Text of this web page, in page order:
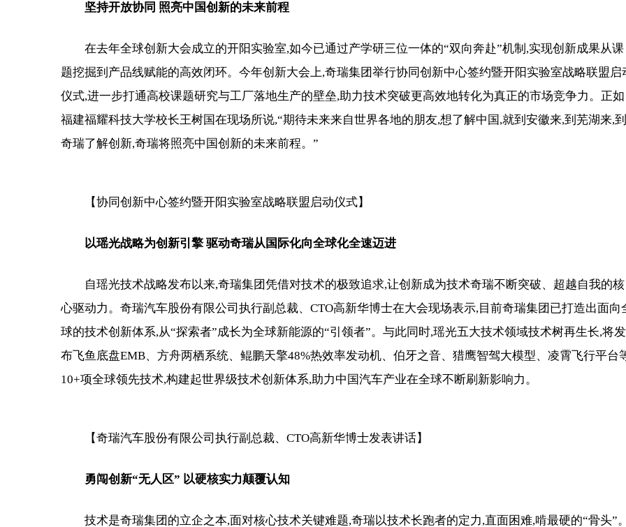
坚持开放协同 照亮中国创新的未来前程
在去年全球创新大会成立的开阳实验室,如今已通过产学研三位一体的“双向奔赴”机制,实现创新成果从课
题挖掘到产品线赋能的高效闭环。今年创新大会上,奇瑞集团举行协同创新中心签约暨开阳实验室战略联盟启
仪式,进一步打通高校课题研究与工厂落地生产的壁垒,助力技术突破更高效地转化为真正的市场竞争力。正如
福建福耀科技大学校长王树国在现场所说,“期待未来来自世界各地的朋友,想了解中国,就到安徽来,到芜湖来,到
奇瑞了解创新,奇瑞将照亮中国创新的未来前程。”
【协同创新中心签约暨开阳实验室战略联盟启动仪式】
以瑶光战略为创新引擎 驱动奇瑞从国际化向全球化全速迈进
自瑶光技术战略发布以来,奇瑞集团凭借对技术的极致追求,让创新成为技术奇瑞不断突破、超越自我的核
心驱动力。奇瑞汽车股份有限公司执行副总裁、CTO高新华博士在大会现场表示,目前奇瑞集团已打造出面向
球的技术创新体系,从“探索者”成长为全球新能源的“引领者”。与此同时,瑶光五大技术领域技术树再生长,将发
布飞鱼底盘EMB、方舟两栖系统、鲲鹏天擎48%热效率发动机、伯牙之音、猎鹰智驾大模型、凌霄飞行平台
10+项全球领先技术,构建起世界级技术创新体系,助力中国汽车产业在全球不断刷新影响力。
【奇瑞汽车股份有限公司执行副总裁、CTO高新华博士发表讲话】
勇闯创新“无人区” 以硬核实力颠覆认知
技术是奇瑞集团的立企之本,面对核心技术关键难题,奇瑞以技术长跑者的定力,直面困难,啃最硬的“骨头”。